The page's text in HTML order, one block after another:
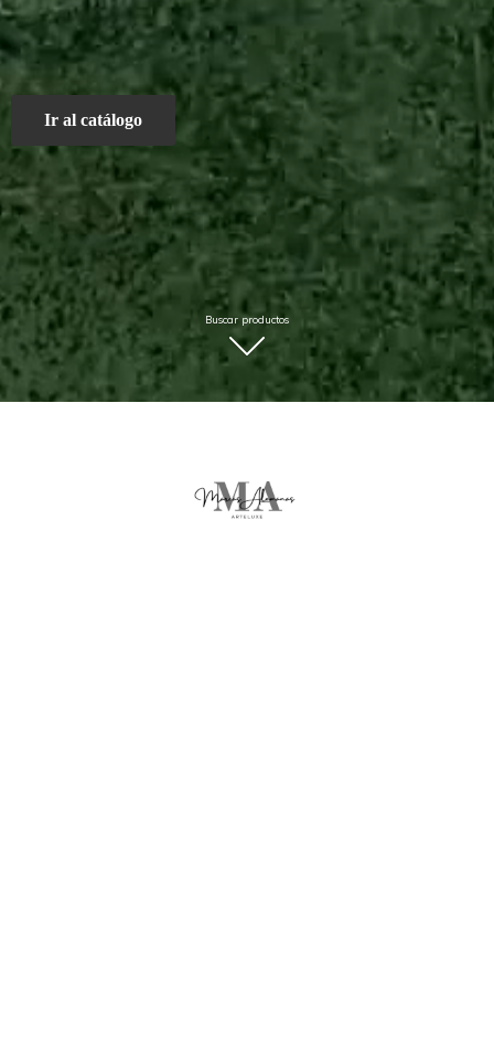
Ir al catálogo
Buscar productos